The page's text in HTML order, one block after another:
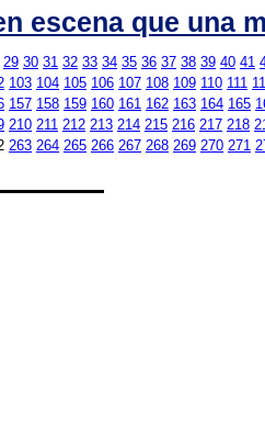
escena que una
29 30 31 32 33 34 35 36 37 38 39 40 41
103 104 105 106 107 108 109 110 111
157 158 159 160 161 162 163 164 165
210 211 212 213 214 215 216 217 218
263 264 265 266 267 268 269 270 271